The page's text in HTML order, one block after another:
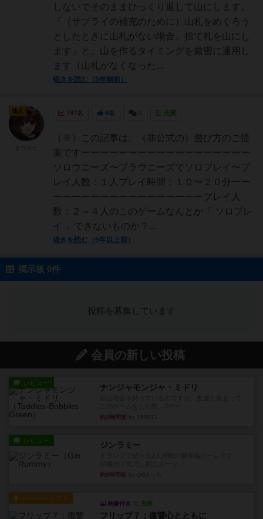
しないでそのままひっくり返して山にします。
「（サプライの補充のために）山札をめくろう
としたときに山札がない場合、捨て札を山にし
ます」と、山を作るタイミングを厳密に運用し
ます（山札がなくなった...
続きを読む（5年弱前）
747名 4名 充実
（※）この記事は、（非公式の）遊び方のご提
案ですーーーーーーーーーーーーーーーーーー
ソロウニーズ〜ブラウニーズでソロプレイ〜プ
レイ人数：１人プレイ時間：１０〜２０分ーー
ーーーーーーーーーーーーーーーープレイ人
数：２～４人のこのゲームなんとか「 ソロプレ
イ 」できないものか？...
続きを読む（5年以上前）
仙人
掲示板 0件
投稿を募集しています
会員の新しい投稿
レビュー ナンジャモンジャ・ミドリ
約2時間前
レビュー ジンラミー
約3時間前
ルール/インスト
画像付き 充実
フリップ７：復讐心とともに